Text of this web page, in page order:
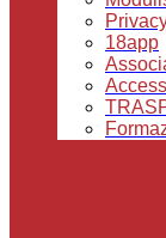
18app